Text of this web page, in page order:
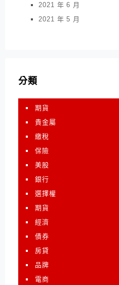
2021 年 6 月
2021 年 5 月
分類
期貨
貴金屬
繳稅
保險
美股
銀行
選擇權
期貨
經濟
債券
房貸
品牌
電商